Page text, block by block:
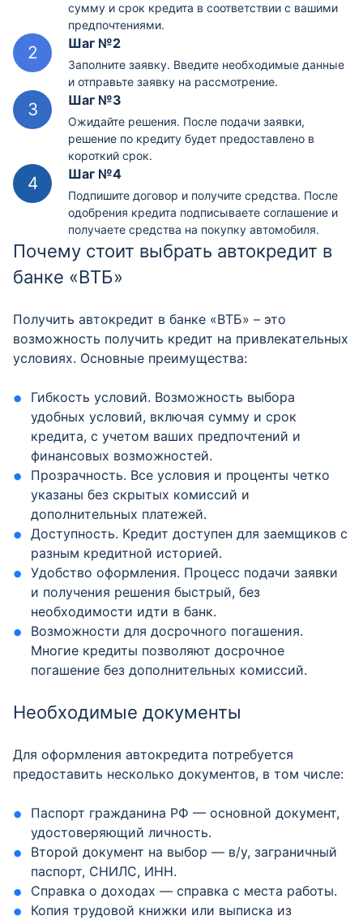
сумму и срок кредита в соответствии с вашими
предпочтениями.
Шаг №2
Заполните заявку. Введите необходимые данные
и отправьте заявку на рассмотрение.
Шаг №3
Ожидайте решения. После подачи заявки,
решение по кредиту будет предоставлено в
короткий срок.
Шаг №4
Подпишите договор и получите средства. После
одобрения кредита подписываете соглашение и
получаете средства на покупку автомобиля.
Почему стоит выбрать автокредит в
банке «ВТБ»
Получить автокредит в банке «ВТБ» – это
возможность получить кредит на привлекательных
условиях. Основные преимущества:
Гибкость условий. Возможность выбора
удобных условий, включая сумму и срок
кредита, с учетом ваших предпочтений и
финансовых возможностей.
Прозрачность. Все условия и проценты четко
указаны без скрытых комиссий и
дополнительных платежей.
Доступность. Кредит доступен для заемщиков с
разным кредитной историей.
Удобство оформления. Процесс подачи заявки
и получения решения быстрый, без
необходимости идти в банк.
Возможности для досрочного погашения.
Многие кредиты позволяют досрочное
погашение без дополнительных комиссий.
Необходимые документы
Для оформления автокредита потребуется
предоставить несколько документов, в том числе:
Паспорт гражданина РФ — основной документ,
удостоверяющий личность.
Второй документ на выбор — в/у, заграничный
паспорт, СНИЛС, ИНН.
Справка о доходах — справка с места работы.
Копия трудовой книжки или выписка из